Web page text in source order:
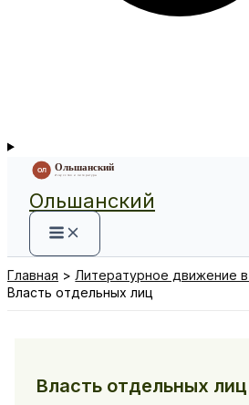
Ольшанский
Главная
Литературное движение
Власть отдельных лиц
Власть отдельных лиц